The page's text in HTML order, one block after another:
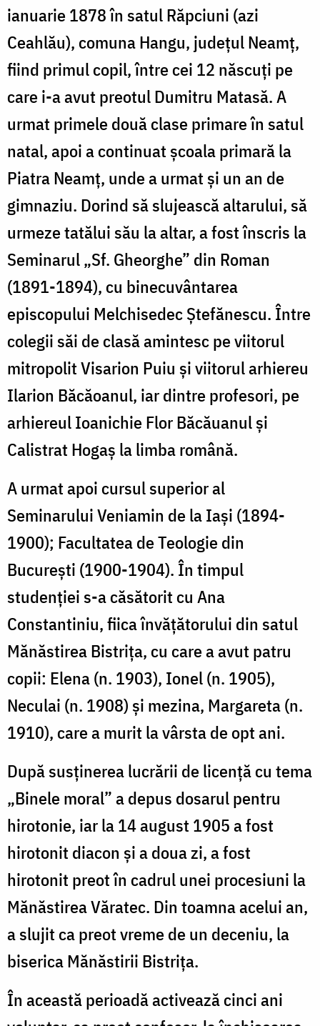
ianuarie 1878 în satul Răpciuni (azi
Ceahlău), comuna Hangu, județul Neamț,
fiind primul copil, între cei 12 născuți pe
care i-a avut preotul Dumitru Matasă. A
urmat primele două clase primare în satul
natal, apoi a continuat școala primară la
Piatra Neamț, unde a urmat și un an de
gimnaziu. Dorind să slujească altarului, să
urmeze tatălui său la altar, a fost înscris la
Seminarul „Sf. Gheorghe” din Roman
(1891-1894), cu binecuvântarea
episcopului Melchisedec Ștefănescu. Între
colegii săi de clasă amintesc pe viitorul
mitropolit Visarion Puiu și viitorul arhiereu
Ilarion Băcăoanul, iar dintre profesori, pe
arhiereul Ioanichie Flor Băcăuanul și
Calistrat Hogaș la limba română.
A urmat apoi cursul superior al
Seminarului Veniamin de la Iași (1894-
1900); Facultatea de Teologie din
București (1900-1904). În timpul
studenției s-a căsătorit cu Ana
Constantiniu, fiica învățătorului din satul
Mănăstirea Bistrița, cu care a avut patru
copii: Elena (n. 1903), Ionel (n. 1905),
Neculai (n. 1908) și mezina, Margareta (n.
1910), care a murit la vârsta de opt ani.
După susținerea lucrării de licență cu tema
„Binele moral” a depus dosarul pentru
hirotonie, iar la 14 august 1905 a fost
hirotonit diacon și a doua zi, a fost
hirotonit preot în cadrul unei procesiuni la
Mănăstirea Văratec. Din toamna acelui an,
a slujit ca preot vreme de un deceniu, la
biserica Mănăstirii Bistrița.
În această perioadă activează cinci ani